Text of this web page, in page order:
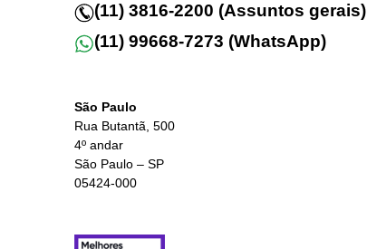
(11) 3816-2200 (Assuntos gerais)
(11) 99668-7273 (WhatsApp)
São Paulo
Rua Butantã, 500
4º andar
São Paulo – SP
05424-000